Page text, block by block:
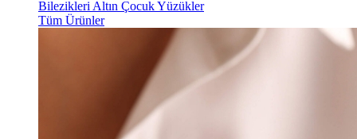
Bilezikleri Altın Çocuk Yüzükler
Tüm Ürünler